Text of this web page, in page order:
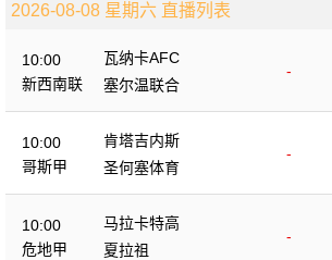
2026-08-08 星期六 直播列表
10:00
新西南联
瓦纳卡AFC
-
塞尔温联合
10:00
哥斯甲
肯塔吉内斯
-
圣何塞体育
10:00
危地甲
马拉卡特高
-
夏拉祖